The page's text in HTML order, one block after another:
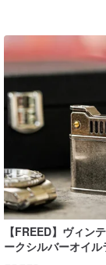
【FREED】ヴィン
ークシルバーオイ
ボックス 名入れ刻印